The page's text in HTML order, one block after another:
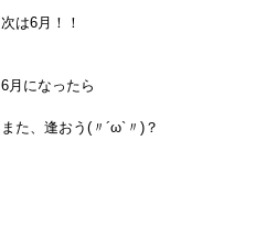
次は6月！！
6月になったら
また、逢おう(〃´ω`〃)？